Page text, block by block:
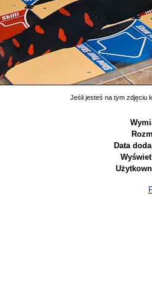
Jeśli jesteś na tym zdjęciu
Data